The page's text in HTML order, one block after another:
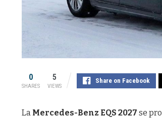
0
SHARES
5
VIEWS
Share on Facebook
La Mercedes-Benz EQS 2027 se